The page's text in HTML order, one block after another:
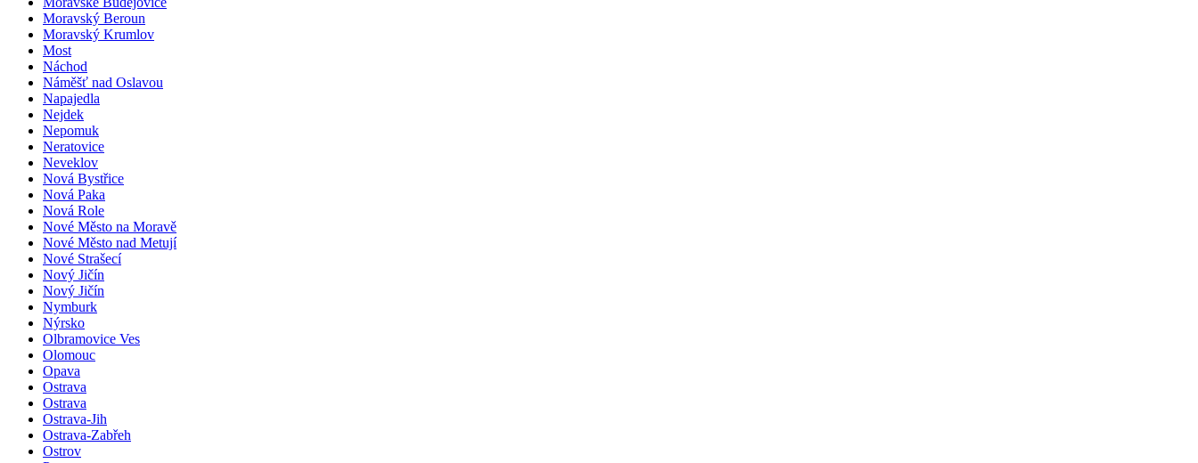
Moravský Beroun
Moravský Krumlov
Most
Náchod
Náměšť nad Oslavou
Napajedla
Nejdek
Nepomuk
Neratovice
Neveklov
Nová Bystřice
Nová Paka
Nová Role
Nové Město na Moravě
Nové Město nad Metují
Nové Strašecí
Nový Jičín
Nový Jičín
Nymburk
Nýrsko
Olbramovice Ves
Olomouc
Opava
Ostrava
Ostrava
Ostrava-Jih
Ostrava-Zabřeh
Ostrov